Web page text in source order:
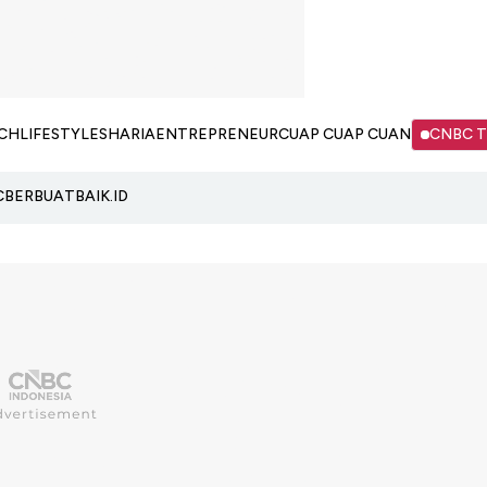
LIFESTYLESHARIAENTREPRENEURCUAP CUAP CUAN CNBC
BERBUATBAIK.ID